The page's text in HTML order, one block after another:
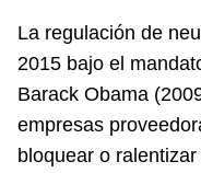
La regulación de
2015 bajo el
Barack Obama
empresas
bloquear o